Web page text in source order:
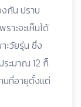
กัน ปราบ
าะจะเห็นได้
ะวัยรุ่น ซึ่ง
ะมาณ 12 ก็
นที่อายุตั้งแต่